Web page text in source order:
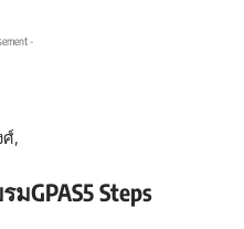
-
,
GPAS5 Steps